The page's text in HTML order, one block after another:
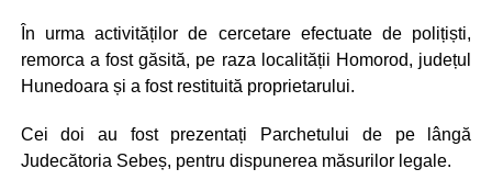
În urma activităților de cercetare efectuate de polițiști,
remorca a fost găsită, pe raza localității Homorod, județul
Hunedoara și a fost restituită proprietarului.
Cei doi au fost prezentați Parchetului de pe lângă
Judecătoria Sebeș, pentru dispunerea măsurilor legale.